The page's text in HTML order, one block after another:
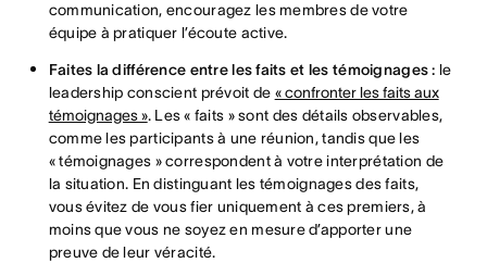
communication, encouragez les membres de votre
équipe à pratiquer l’écoute active.
Faites la différence entre les faits et les témoignages : le
leadership conscient prévoit de « confronter les faits aux
témoignages ». Les « faits » sont des détails observables,
comme les participants à une réunion, tandis que les
« témoignages » correspondent à votre interprétation de
la situation. En distinguant les témoignages des faits,
vous évitez de vous fier uniquement à ces premiers, à
moins que vous ne soyez en mesure d’apporter une
preuve de leur véracité.